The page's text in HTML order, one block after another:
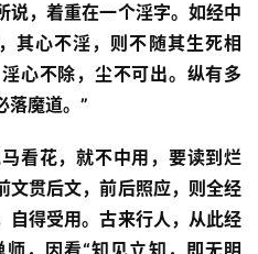
说，着重在一个淫字。如经中
其心不淫，则不随其生死相
心不除，尘不可出。纵有多
落魔道。”
看花，就不中用，要读到烂
文贯后文，前后照应，则全经
自得受用。古来行人，从此经
，因看“知见立知，即无明